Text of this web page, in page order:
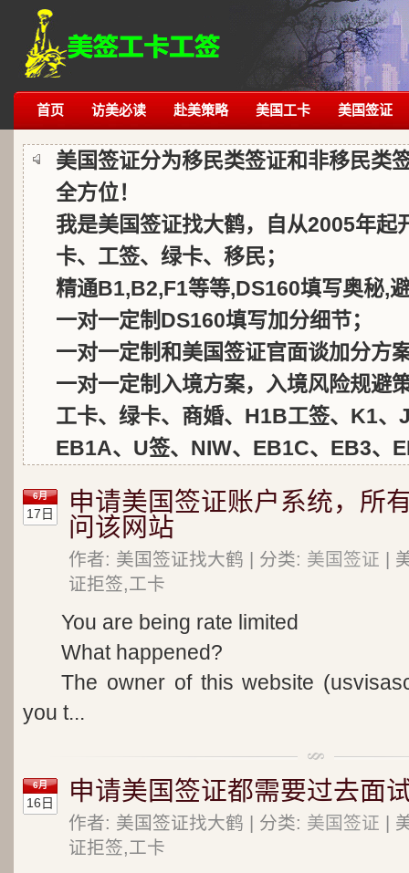
首页 访美必读 赴美策略 美国工卡 美国签证
美国签证分为移民类签证和非移民类
全方位！
我是美国签证找大鹤，自从2005年起
卡、工签、绿卡、移民；
精通B1,B2,F1等等,DS160填写奥秘,
一对一定制DS160填写加分细节；
一对一定制和美国签证官面谈加分方
一对一定制入境方案，入境风险规避
工卡、绿卡、商婚、H1B工签、K1、
EB1A、U签、NIW、EB1C、EB3、
6月
17日
申请美国签证账户系统，所
问该网站
作者: 美国签证找大鹤 | 分类: 美国签证 |
证拒签,工卡
You are being rate limited
What happened?
The owner of this website
you t...
6月
16日 申请美国签证都需要过去面
作者: 美国签证找大鹤 | 分类: 美国签证 |
证拒签,工卡